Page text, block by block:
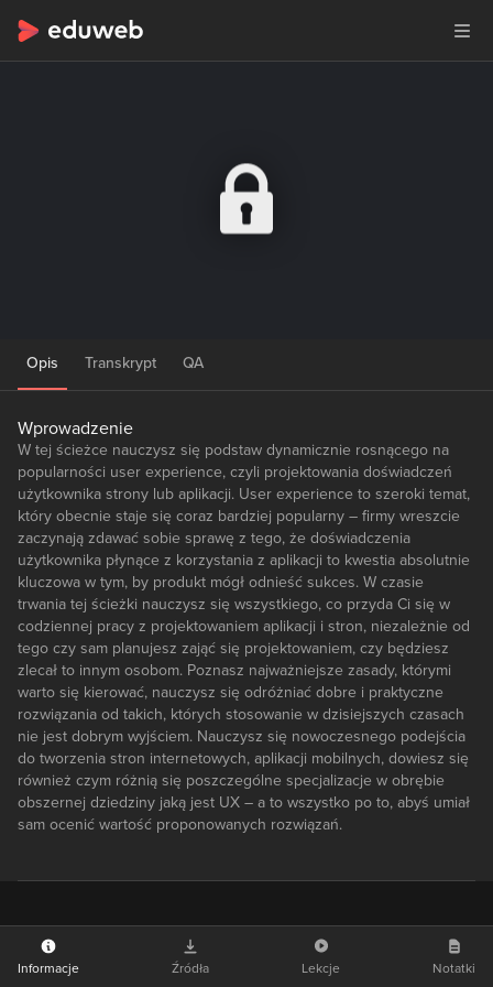
Opis Transkrypt QA
Wprowadzenie
W tej ścieżce nauczysz się podstaw dynamicznie rosnącego na
popularności user experience, czyli projektowania doświadczeń
użytkownika strony lub aplikacji. User experience to szeroki temat,
który obecnie staje się coraz bardziej popularny – firmy wreszcie
zaczynają zdawać sobie sprawę z tego, że doświadczenia
użytkownika płynące z korzystania z aplikacji to kwestia absolutnie
kluczowa w tym, by produkt mógł odnieść sukces. W czasie
trwania tej ścieżki nauczysz się wszystkiego, co przyda Ci się w
codziennej pracy z projektowaniem aplikacji i stron, niezależnie od
tego czy sam planujesz zająć się projektowaniem, czy będziesz
zlecał to innym osobom. Poznasz najważniejsze zasady, którymi
warto się kierować, nauczysz się odróżniać dobre i praktyczne
rozwiązania od takich, których stosowanie w dzisiejszych czasach
nie jest dobrym wyjściem. Nauczysz się nowoczesnego podejścia
do tworzenia stron internetowych, aplikacji mobilnych, dowiesz się
również czym różnią się poszczególne specjalizacje w obrębie
obszernej dziedziny jaką jest UX – a to wszystko po to, abyś umiał
sam ocenić wartość proponowanych rozwiązań.
Informacje Źródła Lekcje Notatki